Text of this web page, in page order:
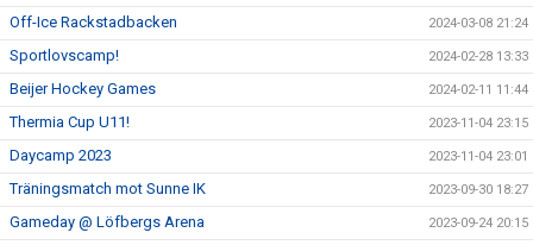
Off-Ice Rackstadbacken 2024-03-08 21:24
Sportlovscamp! 2024-02-28 13:33
Beijer Hockey Games 2024-02-11 11:44
Thermia Cup U11! 2023-11-04 23:15
Daycamp 2023 2023-11-04 23:01
Träningsmatch mot Sunne IK 2023-09-30 18:27
Gameday @ Löfbergs Arena 2023-09-24 20:15